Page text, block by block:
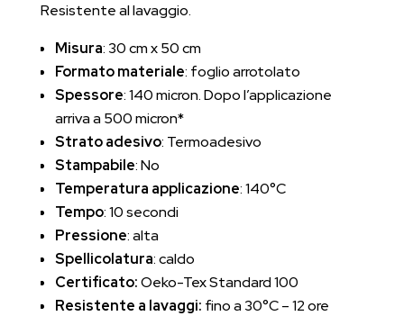
Resistente al lavaggio.
Misura: 30 cm x 50 cm
Formato materiale: foglio arrotolato
Spessore: 140 micron. Dopo l’applicazione
arriva a 500 micron*
Strato adesivo: Termoadesivo
Stampabile: No
Temperatura applicazione: 140°C
Tempo: 10 secondi
Pressione: alta
Spellicolatura: caldo
Certificato:Oeko-Tex Standard 100
Resistente a lavaggi: fino a 30°C – 12 ore